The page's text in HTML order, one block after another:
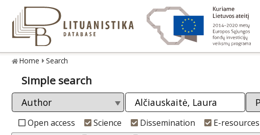
Home Search
Simple search
Open access Science Dissemination E-resources